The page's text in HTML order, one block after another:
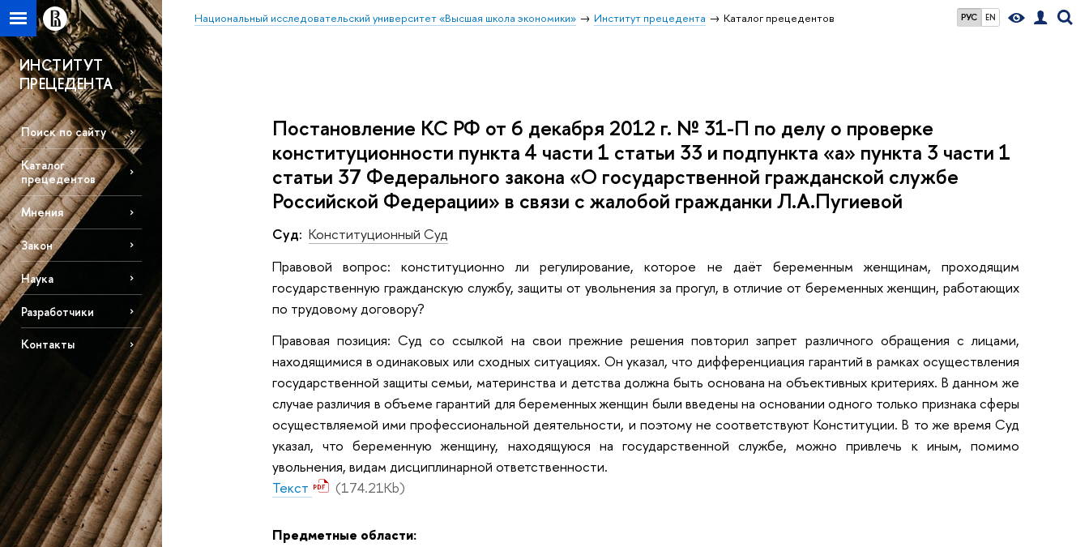
РУС EN
Национальный исследовательский университет «Высшая школа экономики» Институт прецедента Каталог прецедентов
ИНСТИТУТ
ПРЕЦЕДЕНТА
Поиск по сайту
Каталог
прецедентов
Мнения
Закон
Наука
Разработчики
Контакты
Постановление КС РФ от 6 декабря 2012 г. № 31-П по делу о проверке
конституционности пункта 4 части 1 статьи 33 и подпункта «а» пункта 3 части 1
статьи 37 Федерального закона «О государственной гражданской службе
Российской Федерации» в связи с жалобой гражданки Л.А.Пугиевой
Суд: Конституционный Суд
Правовой вопрос: конституционно ли регулирование, которое не даёт беременным женщинам, проходящим
государственную гражданскую службу, защиты от увольнения за прогул, в отличие от беременных женщин, работающих
по трудовому договору?
Правовая позиция: Суд со ссылкой на свои прежние решения повторил запрет различного обращения с лицами,
находящимися в одинаковых или сходных ситуациях. Он указал, что дифференциация гарантий в рамках осуществления
государственной защиты семьи, материнства и детства должна быть основана на объективных критериях. В данном же
случае различия в объеме гарантий для беременных женщин были введены на основании одного только признака сферы
осуществляемой ими профессиональной деятельности, и поэтому не соответствуют Конституции. В то же время Суд
указал, что беременную женщину, находящуюся на государственной службе, можно привлечь к иным, помимо
увольнения, видам дисциплинарной ответственности.
Текст
(174.21Kb)
Предметные области: